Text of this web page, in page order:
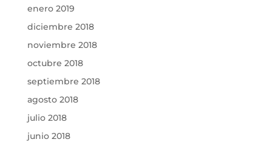
enero 2019
diciembre 2018
noviembre 2018
octubre 2018
septiembre 2018
agosto 2018
julio 2018
junio 2018